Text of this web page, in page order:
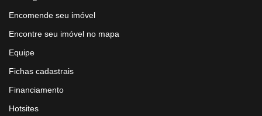
Encomende seu imóvel
Encontre seu imóvel no mapa
Equipe
Fichas cadastrais
Financiamento
Hotsites